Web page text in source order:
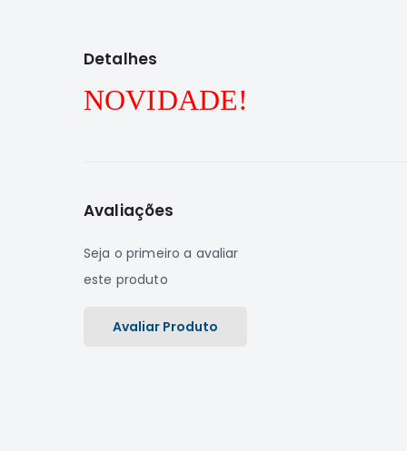
da
de
imagens
Detalhes
NOVIDADE!
Avaliações
Seja o primeiro a avaliar
este produto
Avaliar Produto